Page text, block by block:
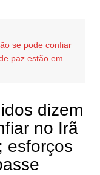
se pode confiar
paz estão em
dizem
no Irã
esforços